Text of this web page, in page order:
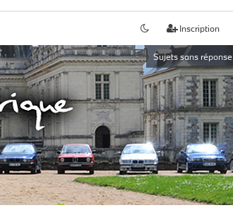
Inscription
Sujets sans réponse